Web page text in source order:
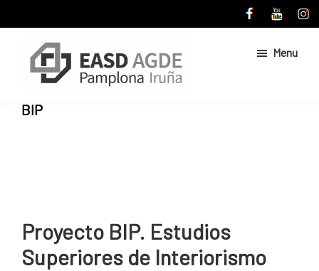
to
content
to
Escuela
de
Sitio
y
Superior
Menu
BIP
Proyecto BIP. Estudios
Superiores de Interiorismo